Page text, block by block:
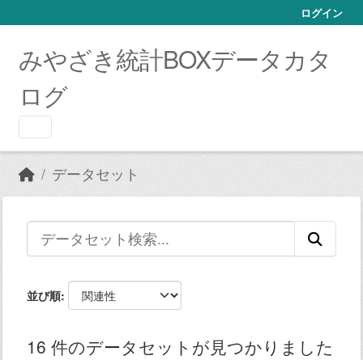
ログイン
みやざき統計BOXデータカタ
ログ
データセット
並び順
16 件のデータセットが見つかりました